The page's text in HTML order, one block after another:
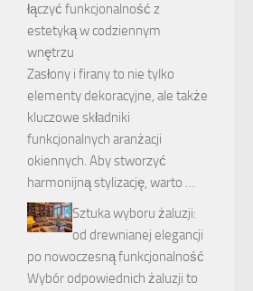
łączyć funkcjonalność z
estetyką w codziennym
wnętrzu
Zasłony i firany to nie tylko
elementy dekoracyjne, ale także
kluczowe składniki
funkcjonalnych aranżacji
okiennych. Aby stworzyć
harmonijną stylizację, warto …
Sztuka wyboru żaluzji:
od drewnianej elegancji
po nowoczesną funkcjonalność
Wybór odpowiednich żaluzji to